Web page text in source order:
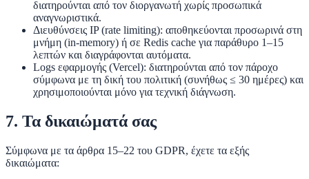
διατηρούνται από τον διοργανωτή χωρίς προσωπικά
αναγνωριστικά.
Διευθύνσεις IP (rate limiting): αποθηκεύονται προσωρινά στη
μνήμη (in-memory) ή σε Redis cache για παράθυρο 1–15
λεπτών και διαγράφονται αυτόματα.
Logs εφαρμογής (Vercel): διατηρούνται από τον πάροχο
σύμφωνα με τη δική του πολιτική (συνήθως ≤ 30 ημέρες) και
χρησιμοποιούνται μόνο για τεχνική διάγνωση.
7. Τα δικαιώματά σας
Σύμφωνα με τα άρθρα 15–22 του GDPR, έχετε τα εξής
δικαιώματα: